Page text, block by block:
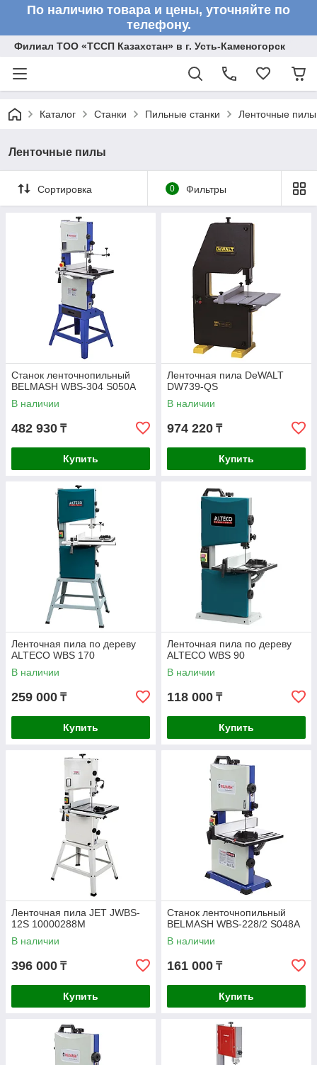
По наличию товара и цены, уточняйте по
телефону.
Филиал ТОО «ТССП Казахстан» в г. Усть-Каменогорск
Каталог Станки Пильные станки Ленточные пилы
Ленточные пилы
Сортировка 0 Фильтры
Станок ленточнопильный
BELMASH WBS-304 S050A
В наличии
482 930 ₸
Купить
Ленточная пила DeWALT
DW739-QS
В наличии
974 220 ₸
Купить
Ленточная пила по дереву
ALTECO WBS 170
В наличии
259 000 ₸
Купить
Ленточная пила по дереву
ALTECO WBS 90
В наличии
118 000 ₸
Купить
Ленточная пила JET JWBS-
12S 10000288M
В наличии
396 000 ₸
Купить
Станок ленточнопильный
BELMASH WBS-228/2 S048A
В наличии
161 000 ₸
Купить